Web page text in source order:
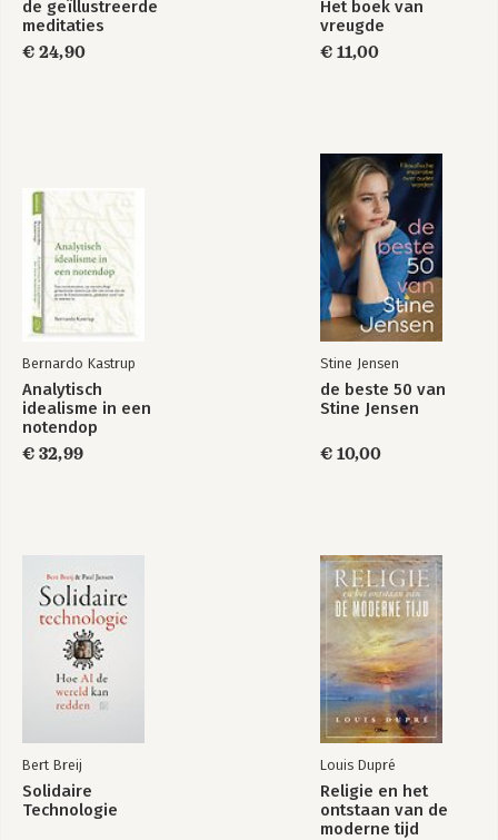
de geïllustreerde
meditaties
€ 24,90
Het boek van
vreugde
€ 11,00
Bernardo Kastrup
Analytisch
idealisme in een
notendop
€ 32,99
Stine Jensen
de beste 50 van
Stine Jensen
€ 10,00
Bert Breij
Solidaire
Technologie
Louis Dupré
Religie en het
ontstaan van de
moderne tijd